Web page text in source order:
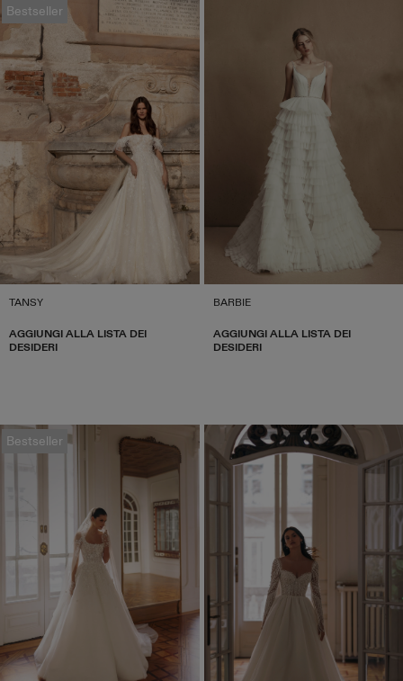
Bestseller
TANSY
AGGIUNGI ALLA LISTA DEI
DESIDERI
BARBIE
AGGIUNGI ALLA LISTA DEI
DESIDERI
Bestseller